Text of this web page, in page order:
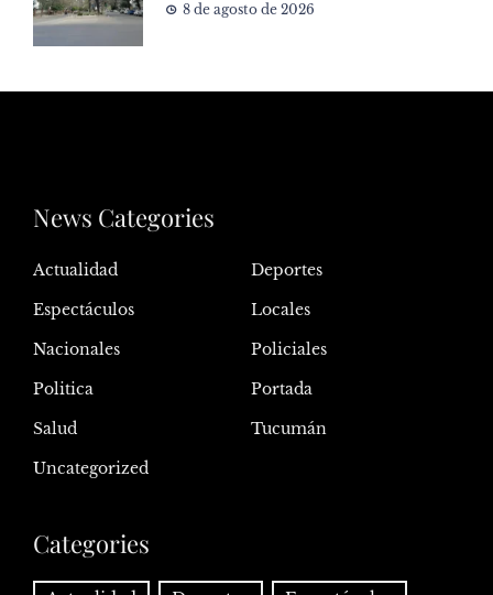
8 de agosto de 2026
News Categories
Actualidad
Deportes
Espectáculos
Locales
Nacionales
Policiales
Politica
Portada
Salud
Tucumán
Uncategorized
Categories